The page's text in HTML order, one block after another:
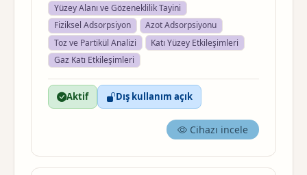
Yüzey Alanı ve Gözeneklilik Tayini
Fiziksel Adsorpsiyon
Azot Adsorpsiyonu
Toz ve Partikül Analizi
Katı Yüzey Etkileşimleri
Gaz Katı Etkileşimleri
Aktif Dış kullanım açık
Cihazı incele